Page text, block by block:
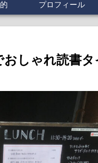
プロフィール
おしゃれ読書